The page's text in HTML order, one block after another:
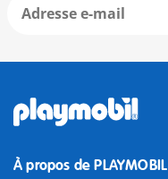
À propos de PLAYMOBIL